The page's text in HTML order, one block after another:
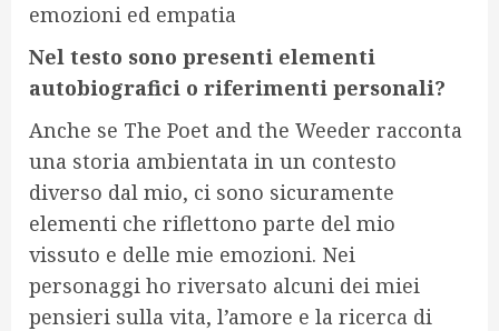
emozioni ed empatia
Nel testo sono presenti elementi
autobiografici o riferimenti personali?
Anche se The Poet and the Weeder racconta
una storia ambientata in un contesto
diverso dal mio, ci sono sicuramente
elementi che riflettono parte del mio
vissuto e delle mie emozioni. Nei
personaggi ho riversato alcuni dei miei
pensieri sulla vita, l’amore e la ricerca di